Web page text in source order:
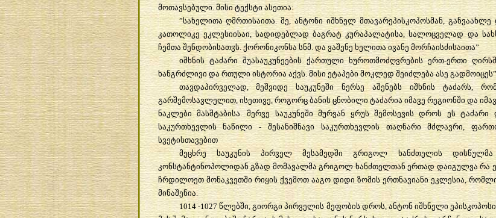
მოთავსებული. მისი ტექსტი ასეთია:
”სახელითა ღმრთისაითა. მე, ანტონი იშხნელ მთავარეპისკოპოსმან,
კათოლიკე ეკლესიისაი, სადიდებლად ბაგრატ კურაპალატისა, სალოცველად და
ჩემთა შენდობისათჳს. ქორონიკონსა სნმ. და ვაშენე ხელითა ივანე მორჩაისძისაითა”
იშხნის ტაძარი შუასაუკუნეების ქართული ხუროთმოძღვრების ერთ-ერთი
ხანგრძლივი და რთული ისტორია აქვს. მისი ეტაპები მოკლედ შეიძლება ასე გადმოიცეს”
თავდაპირველად, მეშვიდე საუკუნეში ნერსე აშენებს იშხნის ტაძარს,
გარშემოსავლელით, ისეთივე, როგორც ბანის ცნობილი ტაძარია იმავე რეგიონში და
ნაკლები მასშტაბისა. მერვე საუკუნეში მურვან ყრუს შემოსევის დროს ეს
საკურთხევლის ნაწილი - შესანიშნავი საკურთხევლის თაღნარი მძლავრი,
სვეტისთავებით
მეცხრე საუკუნის პირველ მესამედში გრიგოლ ხანძთელის
კონსტანტინოპოლიდან გზად მომავალმა გრიგოლ ხანძთელთან ერთად დაიგულვა რა
ჩრდილოეთ მონაკვეთში რიყის ქვემოთ ააგო დიდი ზომის ერთნავიანი ეკლესია,
მინაშენია.
1014 -1027 წლებში, გიორგი პირველის მეფობის დროს, ანტონ იშხნელი ეპისკოპოსი